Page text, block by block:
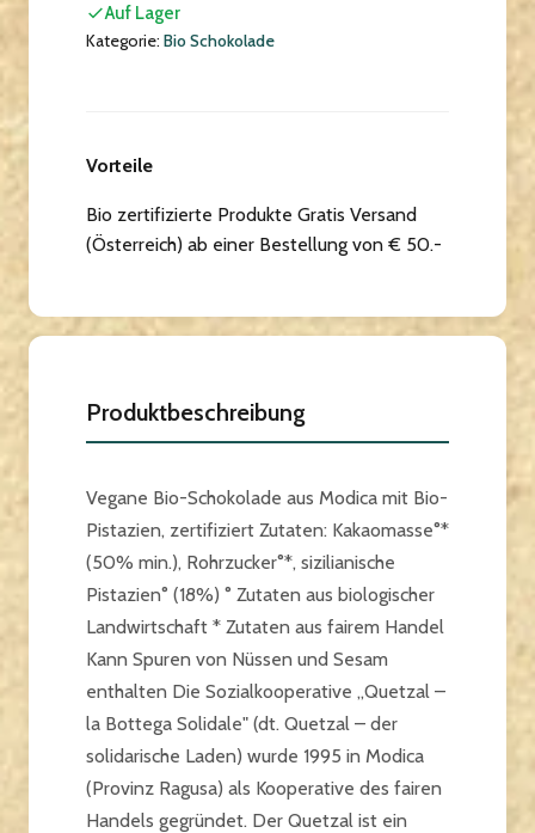
Auf Lager
Kategorie: Bio Schokolade
Vorteile
Bio zertifizierte Produkte Gratis Versand
(Österreich) ab einer Bestellung von € 50.-
Produktbeschreibung
Vegane Bio-Schokolade aus Modica mit Bio-
Pistazien, zertifiziert Zutaten: Kakaomasse°*
(50% min.), Rohrzucker°*, sizilianische
Pistazien° (18%) ° Zutaten aus biologischer
Landwirtschaft * Zutaten aus fairem Handel
Kann Spuren von Nüssen und Sesam
enthalten Die Sozialkooperative „Quetzal –
la Bottega Solidale" (dt. Quetzal – der
solidarische Laden) wurde 1995 in Modica
(Provinz Ragusa) als Kooperative des fairen
Handels gegründet. Der Quetzal ist ein